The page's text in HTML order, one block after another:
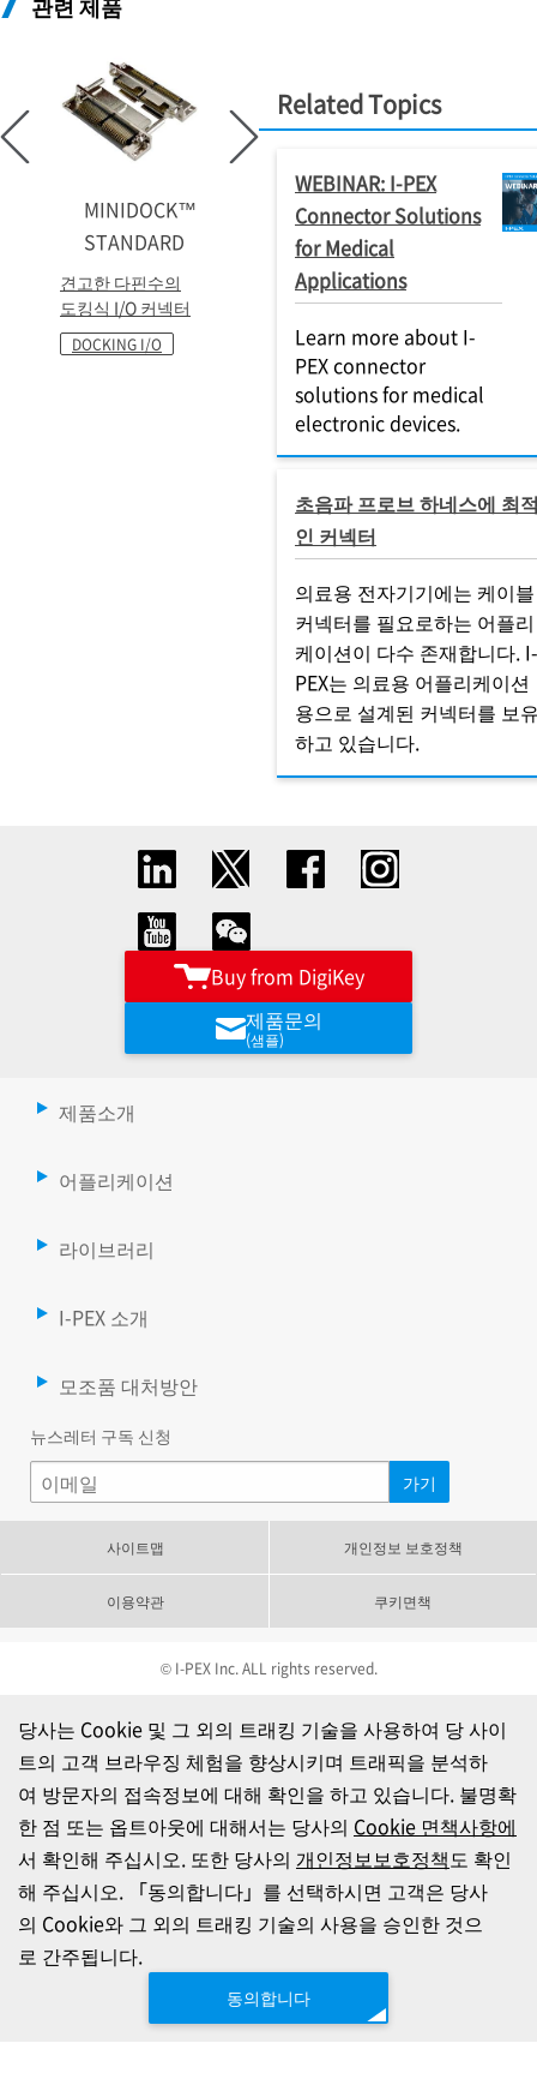
관련 제품
MINIDOCK™
STANDARD
견고한 다핀수의
도킹식 I/O 커넥터
DOCKING I/O
Related Topics
WEBINAR: I-PEX
Connector Solutions
for Medical
Applications
Learn more about I-
PEX connector
solutions for medical
electronic devices.
초음파 프로브 하네스에 최
인 커넥터
의료용 전자기기에는 케이블
커넥터를 필요로하는 어플리
케이션이 다수 존재합니다. I-
PEX는 의료용 어플리케이션
용으로 설계된 커넥터를 보
하고 있습니다.
Buy from DigiKey
제품문의
(샘플)
제품소개
어플리케이션
라이브러리
I-PEX 소개
모조품 대처방안
뉴스레터 구독 신청
사이트맵 개인정보 보호정책
이용약관 쿠키면책
© I-PEX Inc. ALL rights reserved.
당사는 Cookie 및 그 외의 트래킹 기술을 사용하여 당 사이
트의 고객 브라우징 체험을 향상시키며 트래픽을 분석하
여 방문자의 접속정보에 대해 확인을 하고 있습니다. 불명확
한 점 또는 옵트아웃에 대해서는 당사의 Cookie 면책사항에
서 확인해 주십시오. 또한 당사의 개인정보보호정책도 확인
해 주십시오. 「동의합니다」를 선택하시면 고객은 당사
의 Cookie와 그 외의 트래킹 기술의 사용을 승인한 것으
로 간주됩니다.
동의합니다